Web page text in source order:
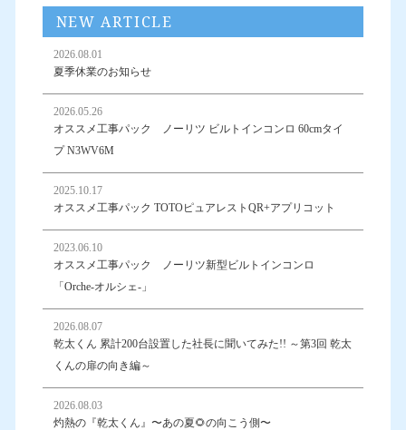
NEW ARTICLE
2026.08.01
夏季休業のお知らせ
2026.05.26
オススメ工事パック ノーリツ ビルトインコンロ 60cmタイ
プ N3WV6M
2025.10.17
オススメ工事パック TOTOピュアレストQR+アプリコット
2023.06.10
オススメ工事パック ノーリツ新型ビルトインコンロ
「Orche-オルシェ-」
2026.08.07
乾太くん 累計200台設置した社長に聞いてみた!! ～第3回 乾太
くんの扉の向き編～
2026.08.03
灼熱の『乾太くん』〜あの夏🌻の向こう側〜